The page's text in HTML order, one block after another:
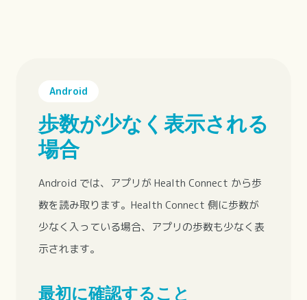
Android
歩数が少なく表示される
場合
Android では、アプリが Health Connect から歩
数を読み取ります。Health Connect 側に歩数が
少なく入っている場合、アプリの歩数も少なく表
示されます。
最初に確認すること